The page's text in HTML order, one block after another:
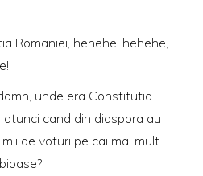
Romaniei, hehehe, hehehe,
unde era Constitutia
atunci cand din diaspora au
mii de voturi pe cai mai mult